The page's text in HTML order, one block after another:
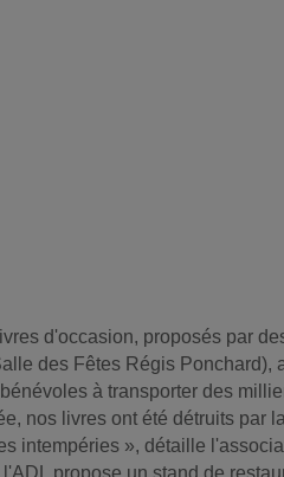
d'occasion, proposés par
des Fêtes Régis
à transporter des
nos livres ont été détruits par
intempéries », détaille
propose un stand de